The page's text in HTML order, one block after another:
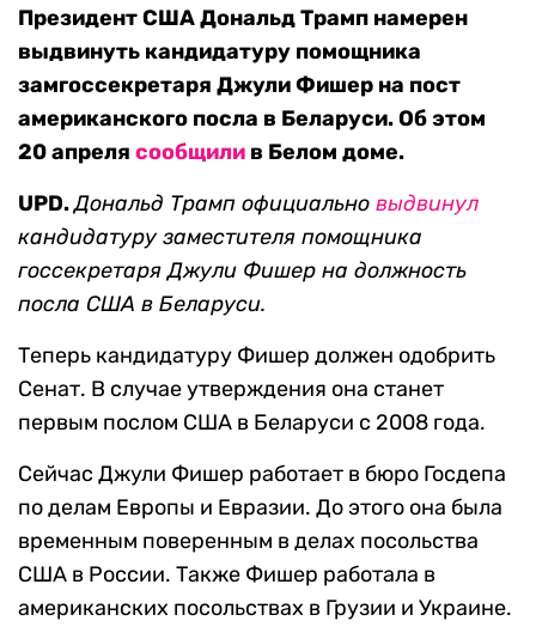
Президент США Дональд Трамп намерен
выдвинуть кандидатуру помощника
замгоссекретаря Джули Фишер на пост
американского посла в Беларуси. Об этом
20 апреля сообщили в Белом доме.
UPD.Дональд Трамп официально выдвинул
кандидатуру заместителя помощника
госсекретаря Джули Фишер на должность
посла США в Беларуси.
Теперь кандидатуру Фишер должен одобрить
Сенат. В случае утверждения она станет
первым послом США в Беларуси с 2008 года.
Сейчас Джули Фишер работает в бюро Госдепа
по делам Европы и Евразии. До этого она была
временным поверенным в делах посольства
США в России. Также Фишер работала в
американских посольствах в Грузии и Украине.